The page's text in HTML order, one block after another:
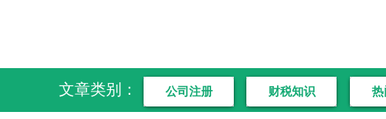
文章类别： 热
公司注册 财税知识